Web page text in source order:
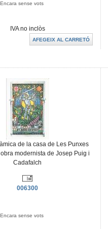
Encara sense vots
IVA no inclòs
de la casa de Les Punxes
modernista de Josep Puig i
Cadafalch
006300
Encara sense vots